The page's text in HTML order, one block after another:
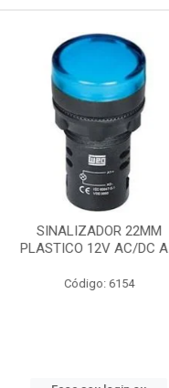
SINALIZADOR 22MM
PLASTICO 12V AC/DC AZ
Código: 6154